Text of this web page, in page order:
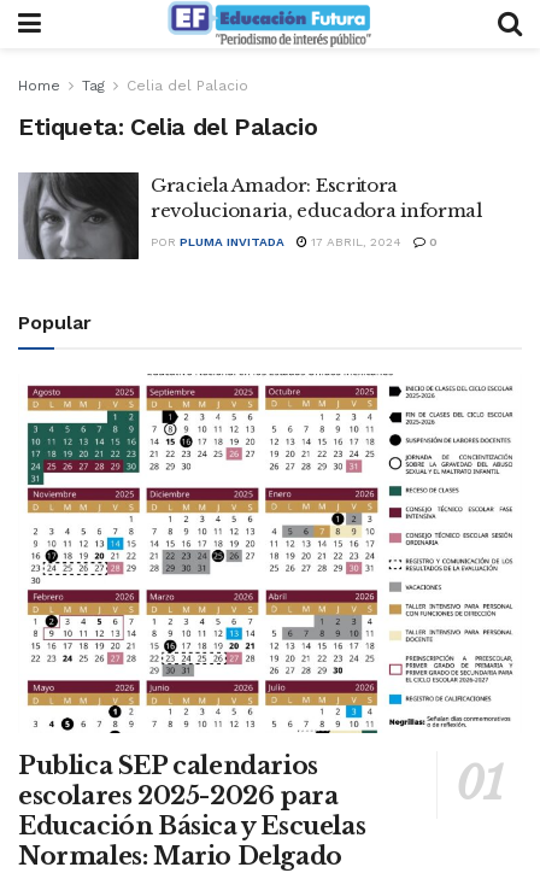
Home Tag Celia del Palacio
Etiqueta: Celia del Palacio
Graciela Amador: Escritora
revolucionaria, educadora informal
POR PLUMA INVITADA 17 ABRIL, 2024 0
Popular
Publica SEP calendarios
escolares 2025-2026 para
Educación Básica y Escuelas
Normales: Mario Delgado